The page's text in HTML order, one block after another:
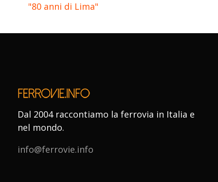
"80 anni di Lima"
Dal 2004 raccontiamo la ferrovia in Italia e
nel mondo.
info@ferrovie.info